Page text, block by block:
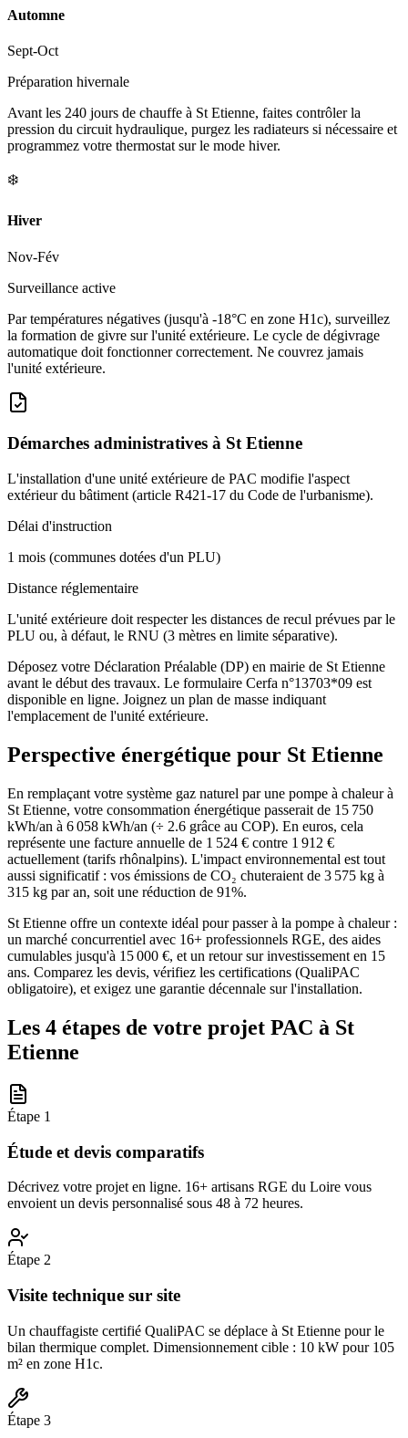
Automne
Sept-Oct
Préparation hivernale
Avant les 240 jours de chauffe à St Etienne, faites contrôler la
pression du circuit hydraulique, purgez les radiateurs si nécessaire et
programmez votre thermostat sur le mode hiver.
❄️
Hiver
Nov-Fév
Surveillance active
Par températures négatives (jusqu'à -18°C en zone H1c), surveillez
la formation de givre sur l'unité extérieure. Le cycle de dégivrage
automatique doit fonctionner correctement. Ne couvrez jamais
l'unité extérieure.
Démarches administratives à St Etienne
L'installation d'une unité extérieure de PAC modifie l'aspect
extérieur du bâtiment (article R421-17 du Code de l'urbanisme).
Délai d'instruction
1 mois (communes dotées d'un PLU)
Distance réglementaire
L'unité extérieure doit respecter les distances de recul prévues par le
PLU ou, à défaut, le RNU (3 mètres en limite séparative).
Déposez votre Déclaration Préalable (DP) en mairie de St Etienne
avant le début des travaux. Le formulaire Cerfa n°13703*09 est
disponible en ligne. Joignez un plan de masse indiquant
l'emplacement de l'unité extérieure.
Perspective énergétique pour St Etienne
En remplaçant votre système gaz naturel par une pompe à chaleur à
St Etienne, votre consommation énergétique passerait de 15 750
kWh/an à 6 058 kWh/an (÷ 2.6 grâce au COP). En euros, cela
représente une facture annuelle de 1 524 € contre 1 912 €
actuellement (tarifs rhônalpins). L'impact environnemental est tout
aussi significatif : vos émissions de CO₂ chuteraient de 3 575 kg à
315 kg par an, soit une réduction de 91%.
St Etienne offre un contexte idéal pour passer à la pompe à chaleur :
un marché concurrentiel avec 16+ professionnels RGE, des aides
cumulables jusqu'à 15 000 €, et un retour sur investissement en 15
ans. Comparez les devis, vérifiez les certifications (QualiPAC
obligatoire), et exigez une garantie décennale sur l'installation.
Les 4 étapes de votre projet PAC à St
Etienne
Étape 1
Étude et devis comparatifs
Décrivez votre projet en ligne. 16+ artisans RGE du Loire vous
envoient un devis personnalisé sous 48 à 72 heures.
Étape 2
Visite technique sur site
Un chauffagiste certifié QualiPAC se déplace à St Etienne pour le
bilan thermique complet. Dimensionnement cible : 10 kW pour 105
m² en zone H1c.
Étape 3